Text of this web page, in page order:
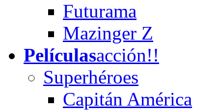
Futurama
Mazinger Z
Películasacción!!
Superhéroes
Capitán América